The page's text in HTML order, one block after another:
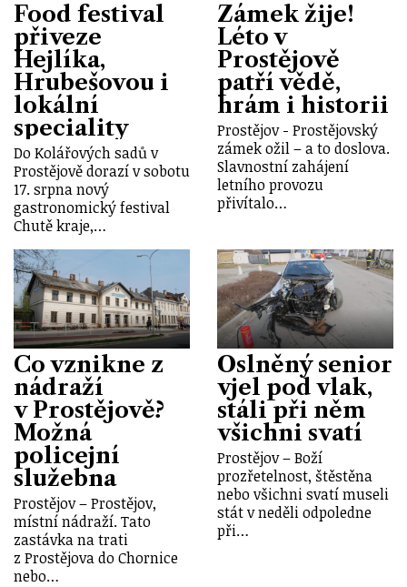
Food festival
přiveze
Hejlíka,
Hrubešovou i
lokální
speciality
Do Kolářových sadů v
Prostějově dorazí v sobotu
17. srpna nový
gastronomický festival
Chutě kraje,…
Zámek žije!
Léto v
Prostějově
patří vědě,
hrám i historii
Prostějov - Prostějovský
zámek ožil – a to doslova.
Slavnostní zahájení
letního provozu
přivítalo…
Co vznikne z
nádraží
v Prostějově?
Možná
policejní
služebna
Prostějov – Prostějov,
místní nádraží. Tato
zastávka na trati
z Prostějova do Chornice
nebo…
Oslněný senior
vjel pod vlak,
stáli při něm
všichni svatí
Prostějov – Boží
prozřetelnost, štěstěna
nebo všichni svatí museli
stát v neděli odpoledne
při…